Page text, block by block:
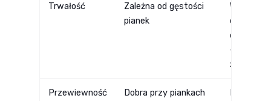
Trwałość
Zależna od gęstości
pianek
Wysoka
— długa
Przewiewność
Dobra przy piankach